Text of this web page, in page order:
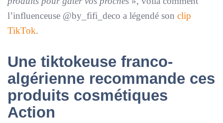
l’influenceuse @by_fifi_deco a légendé son clip
TikTok.
Une tiktokeuse franco-
algérienne recommande ces
produits cosmétiques
Action